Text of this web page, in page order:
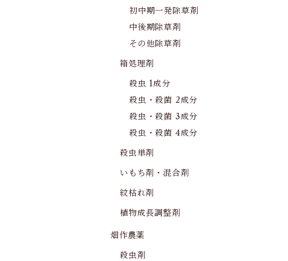
初中期一発除草剤
中後期除草剤
その他除草剤
箱処理剤
殺虫 1成分
殺虫・殺菌 2成分
殺虫・殺菌 3成分
殺虫・殺菌 4成分
殺虫単剤
いもち剤・混合剤
紋枯れ剤
植物成長調整剤
畑作農薬
殺虫剤